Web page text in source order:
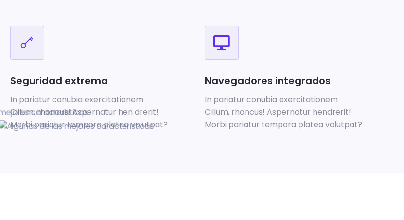
Seguridad extrema
In pariatur conubia exercitationem
Cillum, rhoncus! Aspernatur hen drerit!
Morbi pariatur tempora platea volutpat?
Navegadores integrados
In pariatur conubia exercitationem
Cillum, rhoncus! Aspernatur hendrerit!
Morbi pariatur tempora platea volutpat?